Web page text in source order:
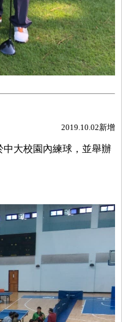
2019.10.02新增
大校園內練球，並舉辦